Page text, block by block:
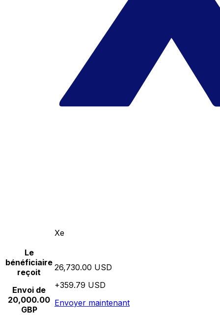
Xe
Le
bénéficiaire
reçoit
Envoi de
20,000.00
GBP
26,730.00 USD
+359.79 USD
Envoyer maintenant